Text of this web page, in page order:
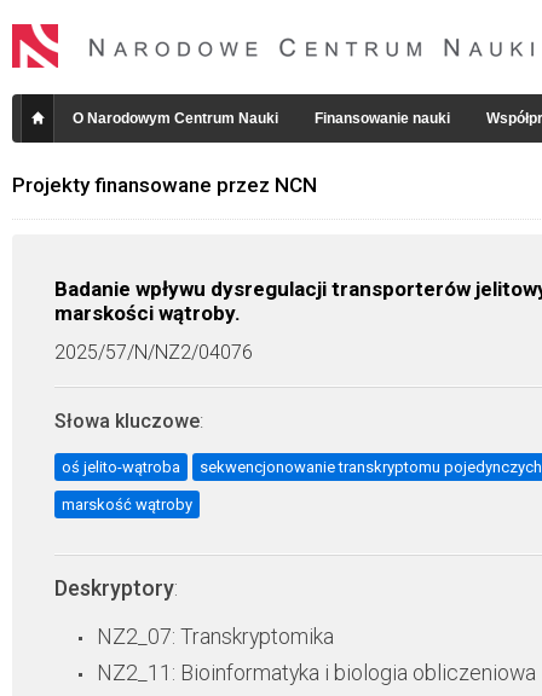
O Narodowym Centrum Nauki Finansowanie nauki
Projekty finansowane przez NCN
Badanie wpływu dysregulacji transporterów
marskości wątroby.
2025/57/N/NZ2/04076
Słowa kluczowe:
oś jelito-wątroba sekwencjonowanie transkryptomu
marskość wątroby
Deskryptory:
NZ2_07: Transkryptomika
NZ2_11: Bioinformatyka i biologia obliczeniowa